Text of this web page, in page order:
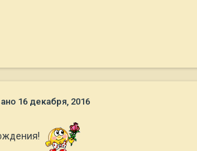
16 декабря, 2016